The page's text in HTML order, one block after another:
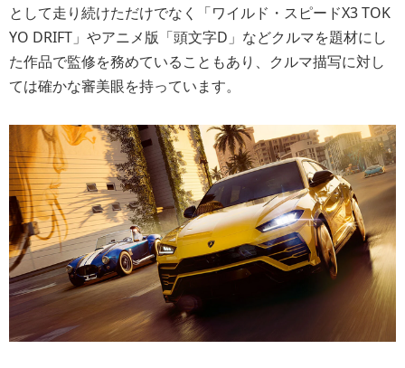
として走り続けただけでなく「ワイルド・スピードX3 TOK
YO DRIFT」やアニメ版「頭文字D」などクルマを題材にし
た作品で監修を務めていることもあり、クルマ描写に対し
ては確かな審美眼を持っています。